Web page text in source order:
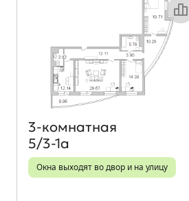
Объект месяца
3‑комнатная
5/3-1а
Окна выходят во двор и на улицу